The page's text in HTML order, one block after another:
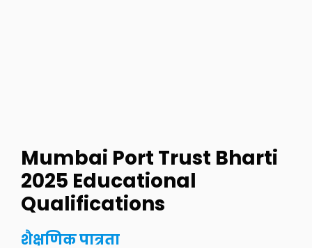
Mumbai Port Trust Bharti
2025 Educational
Qualifications
शैक्षणिक पात्रता